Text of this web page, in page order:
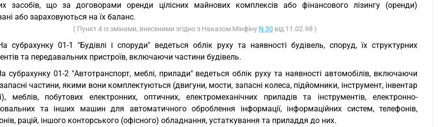
засобів, що за договорами оренди цілісних майнових комплексів або фінансового лізингу (оренди)
або зараховуються на їх баланс.
( Пункт 4 із змінами, внесеними згідно з Наказом Мінфіну N 30 від 11.02.98 )
субрахунку 01-1 "Будівлі і споруди" ведеться облік руху та наявності будівель, споруд, їх структурних
та передавальних пристроїв, включаючи частини будівель.
субрахунку 01-2 "Автотранспорт, меблі, прилади" ведеться облік руху та наявності автомобілів, включаючи
частини, якими вони комплектуються (двигуни, мости, запасні колеса, підйомники, інструмент, інвентар
меблів, побутових електронних, оптичних, електромеханічних приладів та інструментів, електронно-
та інших машин для автоматичного оброблення інформації, інформаційних систем, телефонів,
рацій, іншого конторського (офісного) обладнання, устаткування та приладдя до них.